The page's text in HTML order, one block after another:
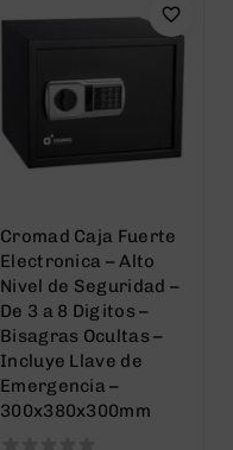
Cromad Caja Fuerte
Electronica – Alto
Nivel de Seguridad –
De 3 a 8 Digitos –
Bisagras Ocultas –
Incluye Llave de
Emergencia –
300x380x300mm